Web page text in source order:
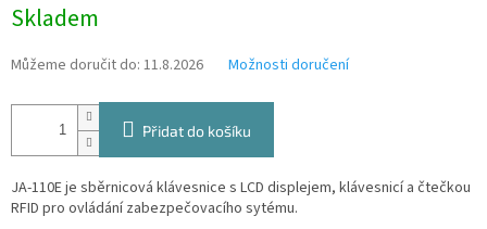
cena:
Skladem
Můžeme doručit do: 11.8.2026 Možnosti doručení
Přidat do košíku
JA-110E je sběrnicová klávesnice s LCD displejem, klávesnicí a čtečkou
RFID pro ovládání zabezpečovacího sytému.